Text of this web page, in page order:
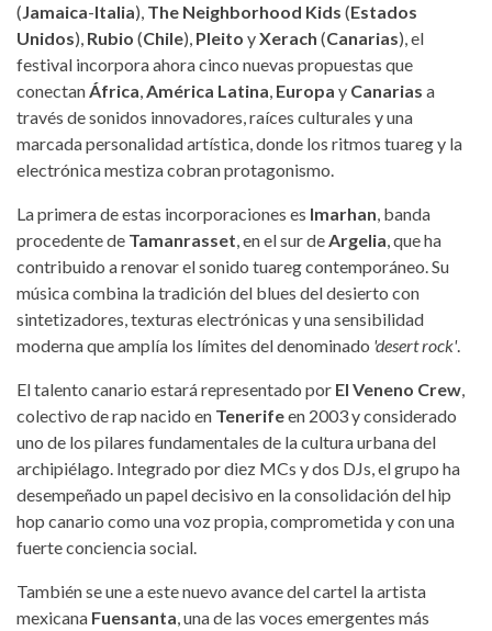
(Jamaica-Italia), The Neighborhood Kids (Estados
Unidos), Rubio (Chile), Pleito yXerach (Canarias), el
festival incorpora ahora cinco nuevas propuestas que
conectanÁfrica,América Latina, Europa y Canarias a
través de sonidos innovadores, raíces culturales y una
marcada personalidad artística, donde los ritmos tuareg y la
electrónica mestiza cobran protagonismo.
La primera de estas incorporaciones es Imarhan, banda
procedente de Tamanrasset, en el sur deArgelia, que ha
contribuido a renovar el sonido tuareg contemporáneo. Su
música combina la tradición del blues del desierto con
sintetizadores, texturas electrónicas y una sensibilidad
moderna que amplía los límites del denominado 'desert rock'.
El talento canario estará representado por El Veneno Crew,
colectivo de rap nacido en Tenerifeen 2003 y considerado
uno de los pilares fundamentales de la cultura urbana del
archipiélago. Integrado por diez MCs y dos DJs, el grupo ha
desempeñado un papel decisivo en la consolidación del hip
hop canario como una voz propia, comprometida y con una
fuerte conciencia social.
También se une a este nuevo avance del cartel la artista
mexicana Fuensanta, una de las voces emergentes más